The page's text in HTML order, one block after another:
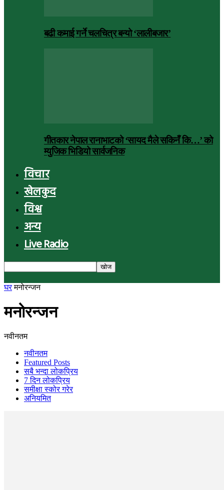
बढी कमाई गर्ने चलचित्र बन्यो ‘लालीबजार’
गीतकार नेपाल रानाभाटको ‘सायद मैले सकिनँ कि…’ को
म्युजिक भिडियो सार्वजनिक
विचार
खेलकुद
विश्व
अन्य
Live Radio
घर मनोरन्जन
मनोरन्जन
नवीनतम
नवीनतम
Featured Posts
सबै भन्दा लोकप्रिय
7 दिन लोकप्रिय
समीक्षा स्कोर गरेर
अनियमित